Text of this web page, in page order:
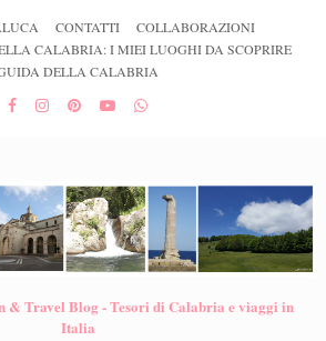
CONTATTI
COLLABORAZIONI
CALABRIA: I MIEI LUOGHI DA SCOPRIRE
DELLA CALABRIA
& Travel Blog - Tesori di Calabria e viaggi in
Italia